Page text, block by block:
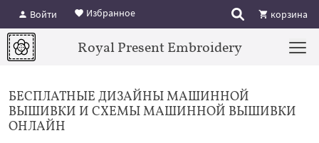
Войти Избранное корзина
Royal Present Embroidery
БЕСПЛАТНЫЕ ДИЗАЙНЫ МАШИННОЙ
ВЫШИВКИ И СХЕМЫ МАШИННОЙ ВЫШИВКИ
ОНЛАЙН